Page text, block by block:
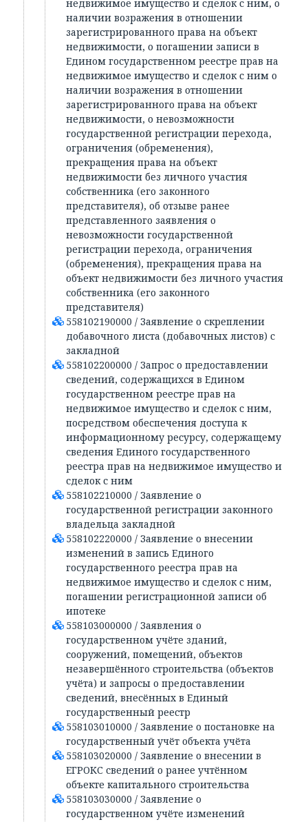
недвижимое имущество и сделок с ним, о
наличии возражения в отношении
зарегистрированного права на объект
недвижимости, о погашении записи в
Едином государственном реестре прав на
недвижимое имущество и сделок с ним о
наличии возражения в отношении
зарегистрированного права на объект
недвижимости, о невозможности
государственной регистрации перехода,
ограничения (обременения),
прекращения права на объект
недвижимости без личного участия
собственника (его законного
представителя), об отзыве ранее
представленного заявления о
невозможности государственной
регистрации перехода, ограничения
(обременения), прекращения права на
объект недвижимости без личного участия
собственника (его законного
представителя)
558102190000 / Заявление о скреплении
добавочного листа (добавочных листов) с
закладной
558102200000 / Запрос о предоставлении
сведений, содержащихся в Едином
государственном реестре прав на
недвижимое имущество и сделок с ним,
посредством обеспечения доступа к
информационному ресурсу, содержащему
сведения Единого государственного
реестра прав на недвижимое имущество и
сделок с ним
558102210000 / Заявление о
государственной регистрации законного
владельца закладной
558102220000 / Заявление о внесении
изменений в запись Единого
государственного реестра прав на
недвижимое имущество и сделок с ним,
погашении регистрационной записи об
ипотеке
558103000000 / Заявления о
государственном учёте зданий,
сооружений, помещений, объектов
незавершённого строительства (объектов
учёта) и запросы о предоставлении
сведений, внесённых в Единый
государственный реестр
558103010000 / Заявление о постановке на
государственный учёт объекта учёта
558103020000 / Заявление о внесении в
ЕГРОКС сведений о ранее учтённом
объекте капитального строительства
558103030000 / Заявление о
государственном учёте изменений